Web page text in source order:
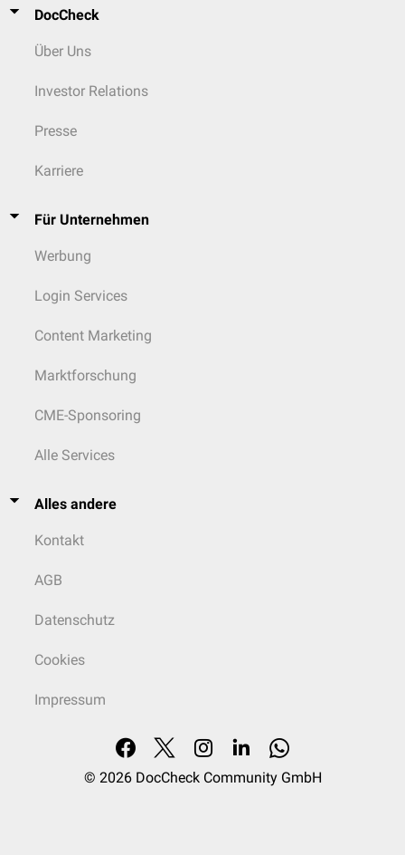
DocCheck
Über Uns
Investor Relations
Presse
Karriere
Für Unternehmen
Werbung
Login Services
Content Marketing
Marktforschung
CME-Sponsoring
Alle Services
Alles andere
Kontakt
AGB
Datenschutz
Cookies
Impressum
© 2026 DocCheck Community GmbH